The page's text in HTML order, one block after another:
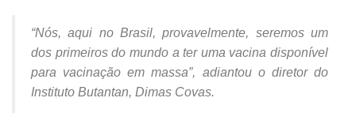
“Nós, aqui no Brasil, provavelmente, seremos um
dos primeiros do mundo a ter uma vacina disponível
para vacinação em massa”, adiantou o diretor do
Instituto Butantan, Dimas Covas.